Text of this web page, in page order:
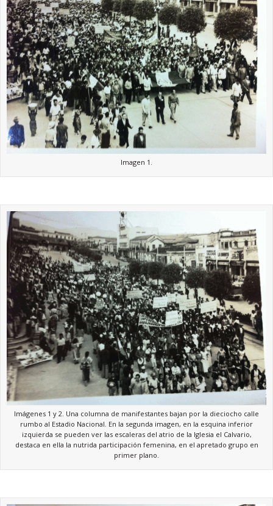
Imagen 1.
Imágenes 1 y 2. Una columna de manifestantes bajan por la dieciocho calle
rumbo al Estadio Nacional. En la segunda imagen, en la esquina inferior
izquierda se pueden ver las escaleras del atrio de la Iglesia el Calvario,
destaca en ella la nutrida participación femenina, en el apretado grupo en
primer plano.